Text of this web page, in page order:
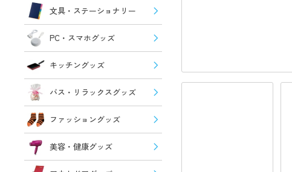
文具・ステーショナリー
PC・スマホグッズ
キッチングッズ
バス・リラックスグッズ
ファッショングッズ
美容・健康グッズ